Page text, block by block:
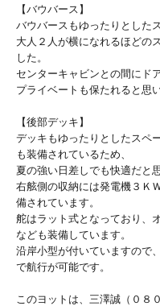
【バウバース】
バウバースもゆったりとした
大人２人が横になれるほどの
した。
センターキャビンとの間にド
プライベートも保たれると思い
【後部デッキ】
デッキもゆったりとしたスペ
も装備されているため、
夏の強い日差しでも快適だと
右舷側の収納には発電機３Ｋ
備されています。
舵はラット式となっており、
なども装備しています。
沿岸小型が付いていますので
で航行が可能です。
このヨットは、三澤誠（０８